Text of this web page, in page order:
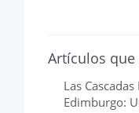
Artículos
Las
Edimburgo: